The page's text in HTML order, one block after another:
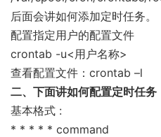
后面会讲如何添加定时任务。
配置指定用户的配置文件
crontab -u<用户名称>
查看配置文件：crontab –l
二、下面讲如何配置定时任务
基本格式 :
* * * * * command